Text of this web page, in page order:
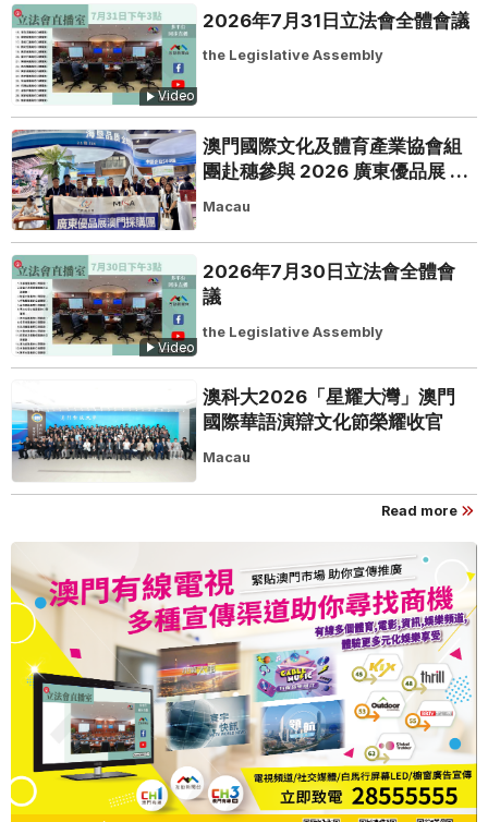
Video
2026年7月31日立法會全體會議
the Legislative Assembly
澳門國際文化及體育產業協會組
團赴穗參與 2026 廣東優品展 搭
建粵澳聯動橋樑助推粵品走向葡
Macau
Video
2026年7月30日立法會全體會
議
the Legislative Assembly
澳科大2026「星耀大灣」澳門
國際華語演辯文化節榮耀收官
Macau
Read more